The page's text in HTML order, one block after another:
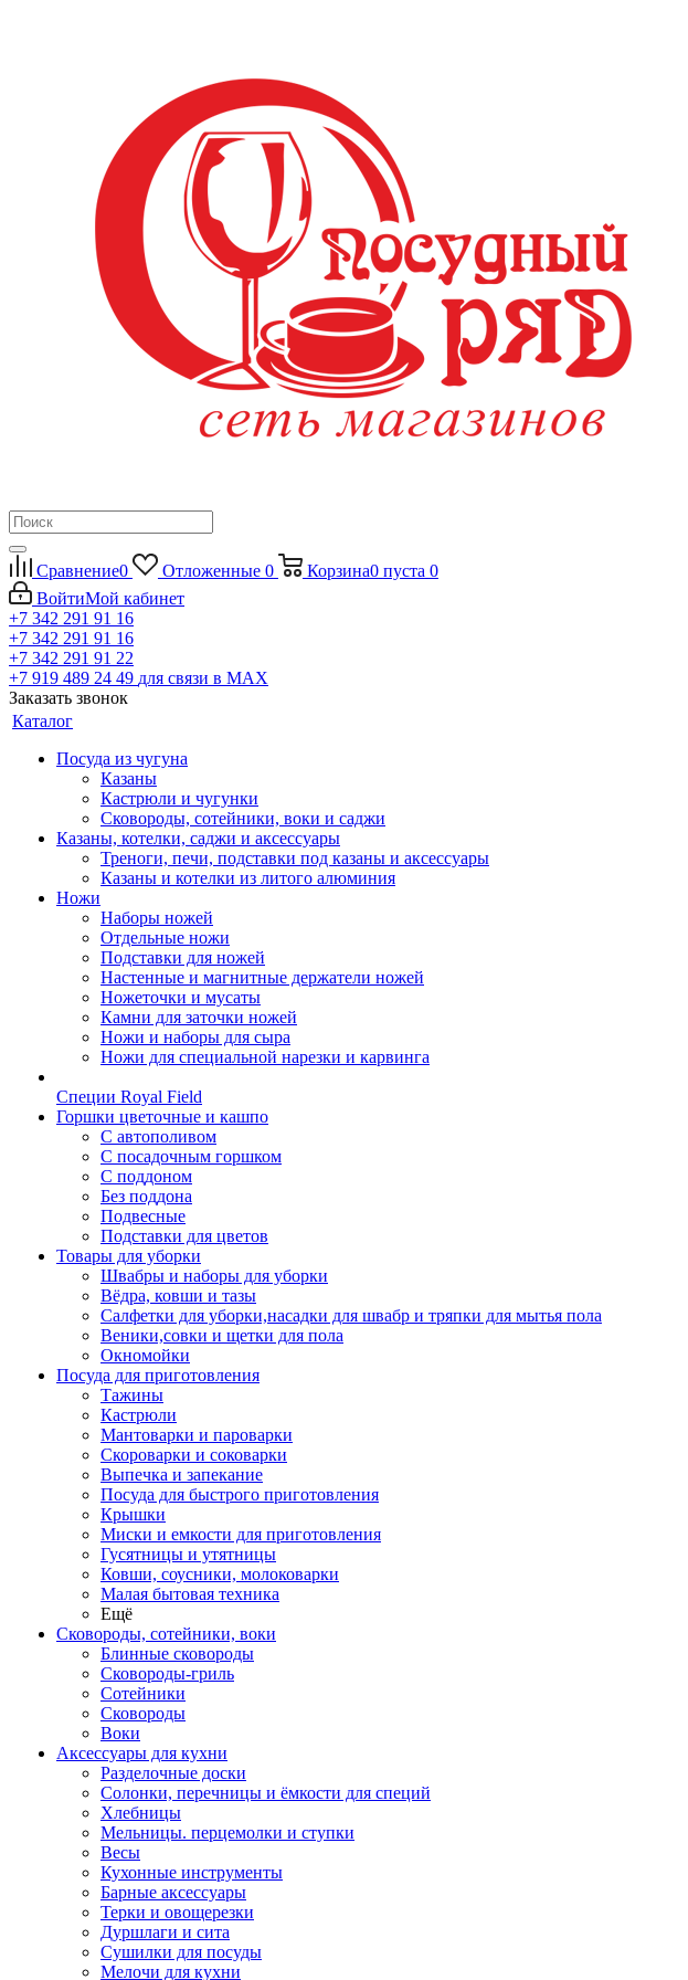
Сравнение0 Отложенные 0 Корзина0 пуста 0
ВойтиМой кабинет
+7 342 291 91 16
+7 342 291 91 16
+7 342 291 91 22
+7 919 489 24 49 для связи в МАХ
Заказать звонок
Каталог
Посуда из чугуна
Казаны
Кастрюли и чугунки
Сковороды, сотейники, воки и саджи
Казаны, котелки, саджи и аксессуары
Треноги, печи, подставки под казаны и аксессуары
Казаны и котелки из литого алюминия
Ножи
Наборы ножей
Отдельные ножи
Подставки для ножей
Настенные и магнитные держатели ножей
Ножеточки и мусаты
Камни для заточки ножей
Ножи и наборы для сыра
Ножи для специальной нарезки и карвинга
Специи Royal Field
Горшки цветочные и кашпо
С автополивом
С посадочным горшком
С поддоном
Без поддона
Подвесные
Подставки для цветов
Товары для уборки
Швабры и наборы для уборки
Вёдра, ковши и тазы
Салфетки для уборки,насадки для швабр и тряпки для мытья пола
Веники,совки и щетки для пола
Окномойки
Посуда для приготовления
Тажины
Кастрюли
Мантоварки и пароварки
Скороварки и соковарки
Выпечка и запекание
Посуда для быстрого приготовления
Крышки
Миски и емкости для приготовления
Гусятницы и утятницы
Ковши, соусники, молоковарки
Малая бытовая техника
Ещё
Сковороды, сотейники, воки
Блинные сковороды
Сковороды-гриль
Сотейники
Сковороды
Воки
Аксессуары для кухни
Разделочные доски
Солонки, перечницы и ёмкости для специй
Хлебницы
Мельницы. перцемолки и ступки
Весы
Кухонные инструменты
Барные аксессуары
Терки и овощерезки
Дуршлаги и сита
Сушилки для посуды
Мелочи для кухни